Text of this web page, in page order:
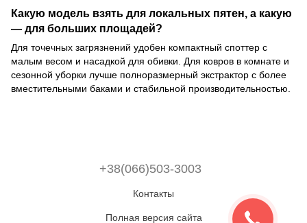
Какую модель взять для локальных пятен, а какую
— для больших площадей?
Для точечных загрязнений удобен компактный споттер с
малым весом и насадкой для обивки. Для ковров в комнате и
сезонной уборки лучше полноразмерный экстрактор с более
вместительными баками и стабильной производительностью.
+38(066)503-3003
Контакты
Полная версия сайта